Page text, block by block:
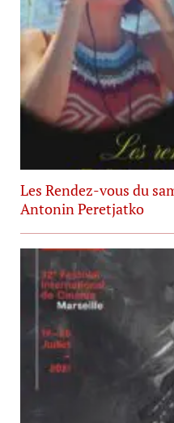
Les Rendez-vous du
Antonin Peretjatko